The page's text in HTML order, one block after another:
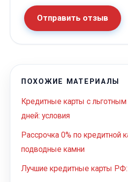
Отправить отзыв
ПОХОЖИЕ МАТЕРИАЛЫ
Кредитные карты с
дней: условия
Рассрочка 0% по кредитной
подводные камни
Лучшие кредитные карты РФ: